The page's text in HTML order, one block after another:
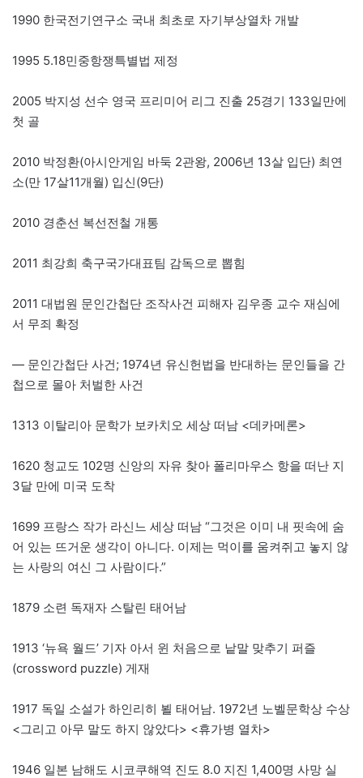
1990 한국전기연구소 국내 최초로 자기부상열차 개발
1995 5.18민중항쟁특별법 제정
2005 박지성 선수 영국 프리미어 리그 진출 25경기 133일만에
첫 골
2010 박정환(아시안게임 바둑 2관왕, 2006년 13살 입단) 최연
소(만 17살11개월) 입신(9단)
2010 경춘선 복선전철 개통
2011 최강희 축구국가대표팀 감독으로 뽑힘
2011 대법원 문인간첩단 조작사건 피해자 김우종 교수 재심에
서 무죄 확정
— 문인간첩단 사건; 1974년 유신헌법을 반대하는 문인들을 간
첩으로 몰아 처벌한 사건
1313 이탈리아 문학가 보카치오 세상 떠남 <데카메론>
1620 청교도 102명 신앙의 자유 찾아 폴리마우스 항을 떠난 지
3달 만에 미국 도착
1699 프랑스 작가 라신느 세상 떠남 “그것은 이미 내 핏속에 숨
어 있는 뜨거운 생각이 아니다. 이제는 먹이를 움켜쥐고 놓지 않
는 사랑의 여신 그 사람이다.”
1879 소련 독재자 스탈린 태어남
1913 ‘뉴욕 월드’ 기자 아서 윈 처음으로 낱말 맞추기 퍼즐
(crossword puzzle) 게재
1917 독일 소설가 하인리히 뵐 태어남. 1972년 노벨문학상 수상
<그리고 아무 말도 하지 않았다> <휴가병 열차>
1946 일본 남해도 시코쿠해역 진도 8.0 지진 1,400명 사망 실